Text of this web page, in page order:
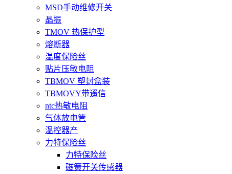
MSD手动维修开关
晶振
TMOV 热保护型
熔断器
温度保险丝
贴片压敏电阻
TBMOV 塑封盒装
TBMOVY带遥信
ntc热敏电阻
气体放电管
温控器产
力特保险丝
力特保险丝
磁簧开关传感器